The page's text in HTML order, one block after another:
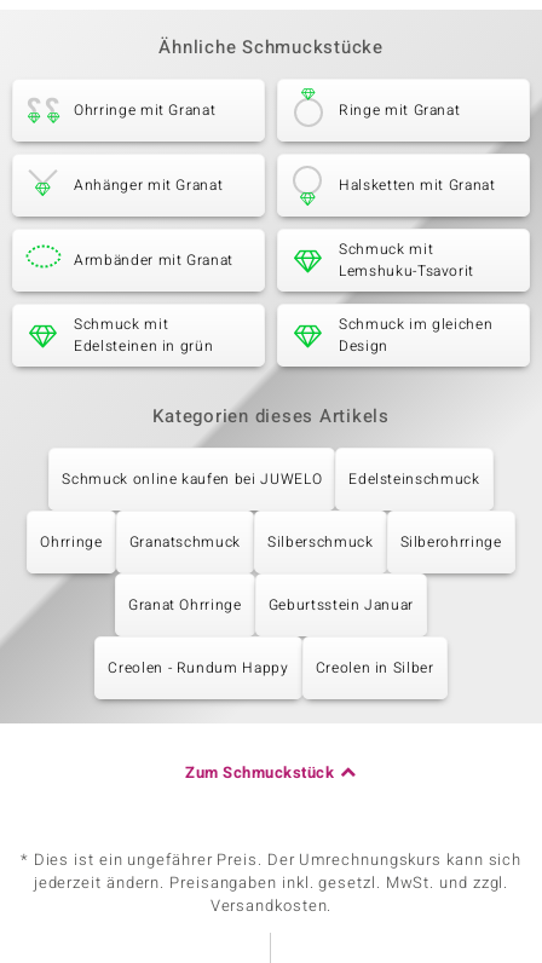
Ähnliche Schmuckstücke
Ohrringe mit Granat Ringe mit Granat
Anhänger mit Granat Halsketten mit Granat
Armbänder mit Granat
Schmuck mit
Lemshuku-Tsavorit
Schmuck mit
Edelsteinen in grün
Schmuck im gleichen
Design
Kategorien dieses Artikels
Schmuck online kaufen bei JUWELO Edelsteinschmuck
Ohrringe Granatschmuck Silberschmuck Silberohrringe
Granat Ohrringe Geburtsstein Januar
Creolen - Rundum Happy Creolen in Silber
Zum Schmuckstück
* Dies ist ein ungefährer Preis. Der Umrechnungskurs kann sich
jederzeit ändern. Preisangaben inkl. gesetzl. MwSt. und zzgl.
Versandkosten.